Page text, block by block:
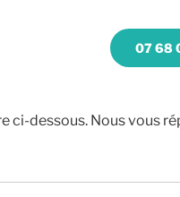
07 68
ci-dessous. Nous vous